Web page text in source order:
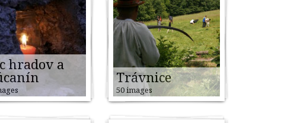
hradov a
Trávnice
50 images